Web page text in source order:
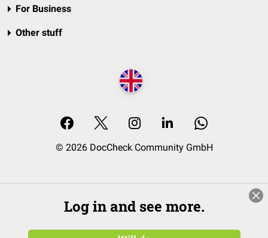
For Business
Other stuff
© 2026 DocCheck Community GmbH
Log in and see more.